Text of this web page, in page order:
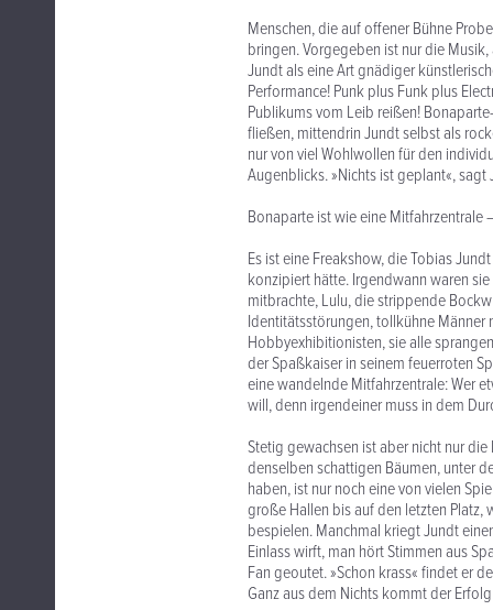
Menschen, die auf offener Bühne
bringen. Vorgegeben ist nur die
Jundt als eine Art gnädiger
Performance! Punk plus Funk plus
Publikums vom Leib reißen!
fließen, mittendrin Jundt selbst als
nur von viel Wohlwollen für den
Augenblicks. »Nichts ist geplant«, sagt
Bonaparte ist wie eine Mitfahrzentrale
Es ist eine Freakshow, die Tobias
konzipiert hätte. Irgendwann waren
mitbrachte, Lulu, die strippende
Identitätsstörungen, tollkühne
Hobbyexhibitionisten, sie alle
der Spaßkaiser in seinem feuerroten
eine wandelnde Mitfahrzentrale: Wer
will, denn irgendeiner muss in dem
Stetig gewachsen ist aber nicht nur
denselben schattigen Bäumen, unter
haben, ist nur noch eine von vielen
große Hallen bis auf den letzten Platz,
bespielen. Manchmal kriegt Jundt
Einlass wirft, man hört Stimmen aus
Fan geoutet. »Schon krass« findet er
Ganz aus dem Nichts kommt der